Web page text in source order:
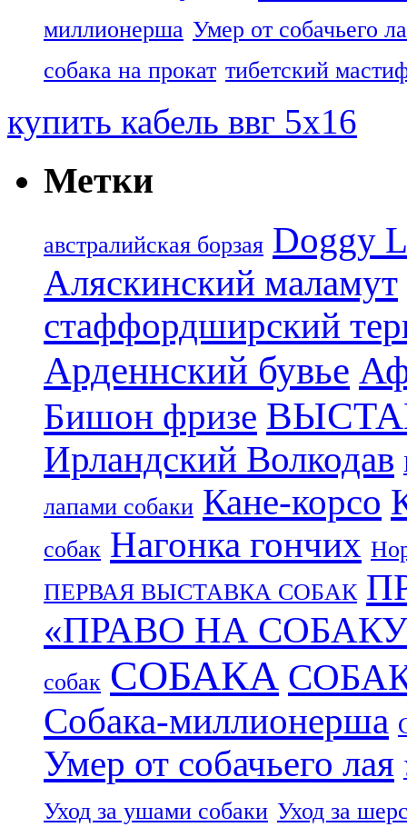
миллионерша Умер от собачьего
собака на прокат тибетский
купить кабель ввг 5х16
Метки
aвстралийская борзая Doggy
Аляскинский маламут
стаффордширский
Арденнский бувье
Бишон фризе
Ирландский Волкодав
лапами собаки Кане-корсо
собак Нагонка гончих
ПЕРВАЯ ВЫСТАВКА СОБАК
«ПРАВО НА
собак СОБАКА
Собака-миллионерша
Умер от собачьего лая
Уход за ушами собаки Уход за